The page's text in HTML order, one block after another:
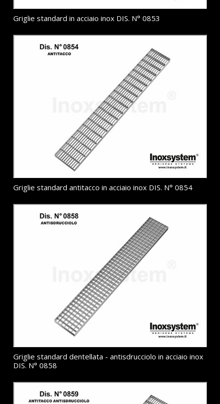
Griglie standard in acciaio inox DIS. N° 0853
Griglie standard antitacco in acciaio inox DIS. N° 0854
Griglie standard dentellata - antisdrucciolo in acciaio inox
DIS. N° 0858